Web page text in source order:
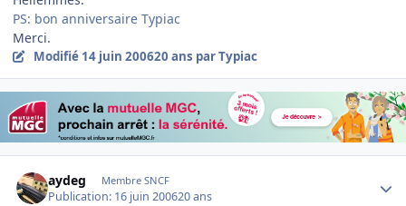
PS: bon anniversaire Typiac
Merci.
Modifié 14 juin 200620 ans par Typiac
aydeg Membre SNCF
Publication: 16 juin 200620 ans